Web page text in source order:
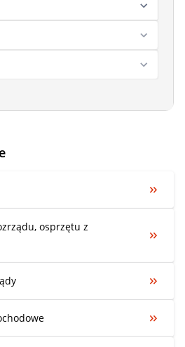
osprzętu z